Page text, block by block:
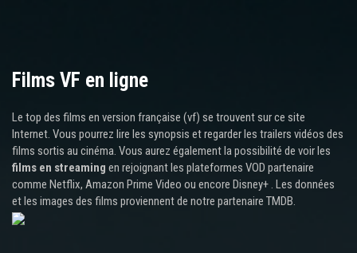
Films VF en ligne
Le top des films en version française (vf) se trouvent sur ce site
Internet. Vous pourrez lire les synopsis et regarder les trailers vidéos des
films sortis au cinéma. Vous aurez également la possibilité de voir les
films en streaming en rejoignant les plateformes VOD partenaire
comme Netflix, Amazon Prime Video ou encore Disney+ . Les données
et les images des films proviennent de notre partenaire TMDB.